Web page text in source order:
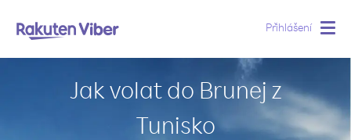
Přihlášení
Jak volat do Brunej z
Tunisko